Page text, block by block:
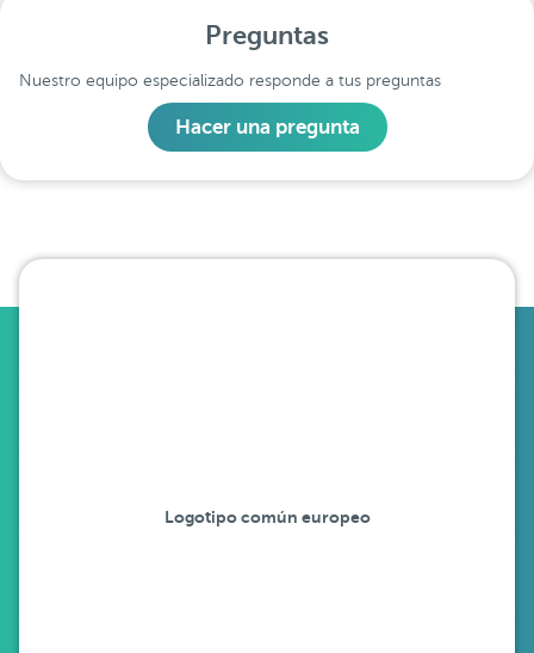
Preguntas
Nuestro equipo especializado responde a tus preguntas
Hacer una pregunta
Logotipo común europeo